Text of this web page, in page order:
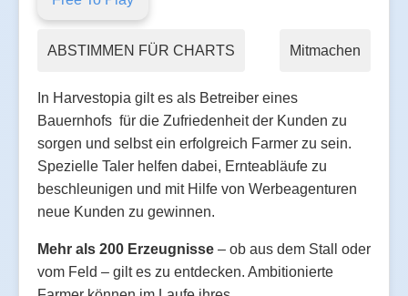
ABSTIMMEN FÜR CHARTS Mitmachen
In Harvestopia gilt es als Betreiber eines
Bauernhofs für die Zufriedenheit der Kunden zu
sorgen und selbst ein erfolgreich Farmer zu sein.
Spezielle Taler helfen dabei, Ernteabläufe zu
beschleunigen und mit Hilfe von Werbeagenturen
neue Kunden zu gewinnen.
Mehr als 200 Erzeugnisse – ob aus dem Stall oder
vom Feld – gilt es zu entdecken. Ambitionierte